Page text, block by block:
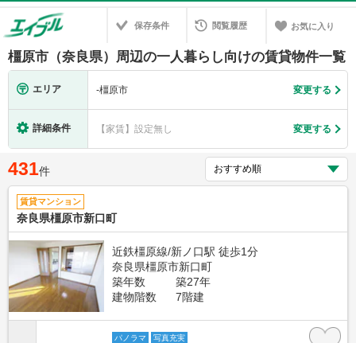
保存条件 閲覧履歴 お気に入り
橿原市（奈良県）周辺の一人暮らし向けの賃貸物件一覧
エリア -橿原市 変更する
詳細条件 【家賃】設定無し 変更する
431件
賃貸マンション
奈良県橿原市新口町
近鉄橿原線/新ノ口駅 徒歩1分
奈良県橿原市新口町
築年数
築27年
建物階数
7階建
パノラマ 写真充実